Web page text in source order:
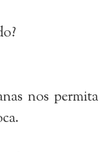
nos permita